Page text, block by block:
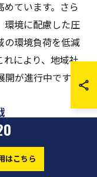
ています。さら
環境に配慮した圧
の環境負荷を低減
れにより、地域社
が進行中です。
論の導入によっ
データ解析を用
者のスキル向上
はこちら